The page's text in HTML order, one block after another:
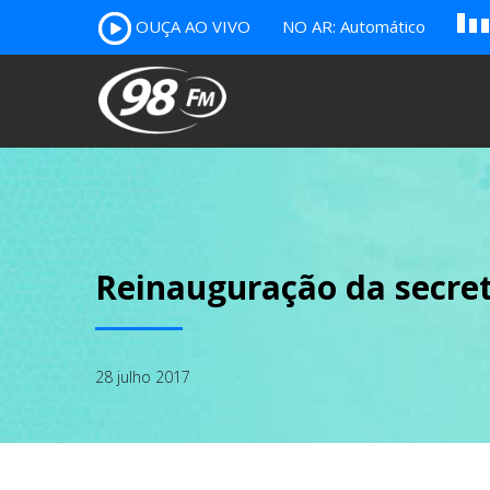
OUÇA AO VIVO NO AR: Automático B c
Reinauguração da
28 julho 2017